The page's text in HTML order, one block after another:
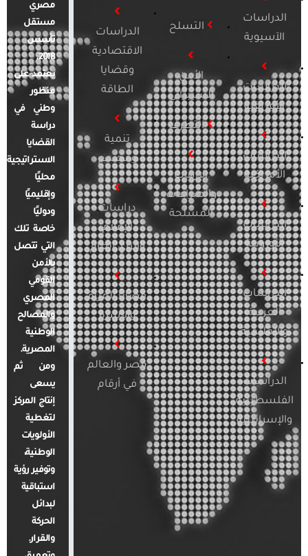
الدراسات
الآسيوية
الدراسات
الأفريقية
الدراسات
الأمريكية
الدراسات
الأوروبية
الدراسات
العربية
والإقليمية
الدراسات
الفلسطينية
والإسرائيلية
التسلح
الأمن
السيبراني
التطرف
الإرهاب
والصراعات
المسلحة
الدراسات
الاقتصادية
وقضايا
الطاقة
تنمية
ومجتمع
دراسات
الإعلام
والرأي العام
قضايا المرأة
والأسرة
مصر والعالم
في أرقام
مصري
مستقل
تأسس
2018.
يعتمد على
منظور
وطني في
دراسة
القضايا
الاستراتيجية
محليًا
وإقليميًا
ودوليًا
خاصة تلك
التي تتصل
بالأمن
القومي
المصري
والمصالح
الوطنية
المصرية.
ومن ثم
يسعى
إنتاج المركز
لتغطية
الأولويات
الوطنية،
وتوفير رؤية
استباقية
لبدائل
الحركة
والقرار.